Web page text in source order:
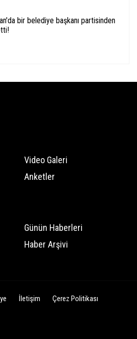
bir belediye başkanı partisinden
Video Galeri
Anketler
Günün Haberleri
Haber Arşivi
İletişim
Çerez Politikası